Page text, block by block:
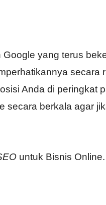
yang terus
secara
Anda di peringkat
secara berkala agar
untuk Bisnis Online.